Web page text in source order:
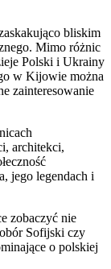
bliskim
Mimo różnic
Polski i Ukrainy
w Kijowie można
zainteresowanie
architekci,
jego legendach i
zobaczyć nie
Sofijski czy
o polskiej